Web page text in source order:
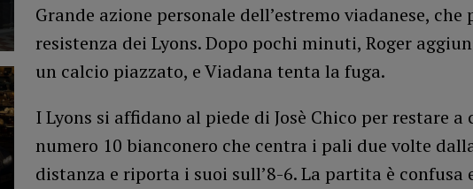
Grande azione personale dell’estremo viadanese,
resistenza dei Lyons. Dopo pochi minuti, Roger
un calcio piazzato, e Viadana tenta la fuga.
I Lyons si affidano al piede di Josè Chico per restare
numero 10 bianconero che centra i pali due volte
distanza e riporta i suoi sull’8-6. La partita è confusa